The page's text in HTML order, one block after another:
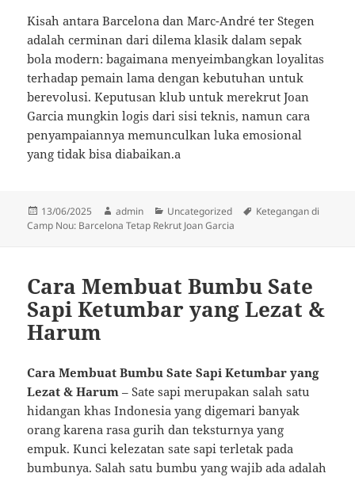
Kisah antara Barcelona dan Marc-André ter Stegen
adalah cerminan dari dilema klasik dalam sepak
bola modern: bagaimana menyeimbangkan loyalitas
terhadap pemain lama dengan kebutuhan untuk
berevolusi. Keputusan klub untuk merekrut Joan
Garcia mungkin logis dari sisi teknis, namun cara
penyampaiannya memunculkan luka emosional
yang tidak bisa diabaikan.a
Diposkan
pada
13/06/2025 Penulis
admin Kategori
Uncategorized Tag
Ketegangan di
Camp Nou: Barcelona Tetap Rekrut Joan Garcia
Cara Membuat Bumbu Sate
Sapi Ketumbar yang Lezat &
Harum
Cara Membuat Bumbu Sate Sapi Ketumbar yang
Lezat & Harum – Sate sapi merupakan salah satu
hidangan khas Indonesia yang digemari banyak
orang karena rasa gurih dan teksturnya yang
empuk. Kunci kelezatan sate sapi terletak pada
bumbunya. Salah satu bumbu yang wajib ada adalah